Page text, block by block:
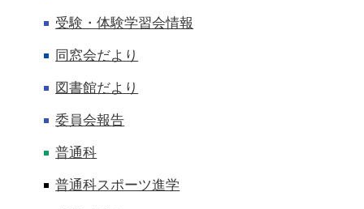
受験・体験学習会情報
同窓会だより
図書館だより
委員会報告
普通科
普通科スポーツ進学